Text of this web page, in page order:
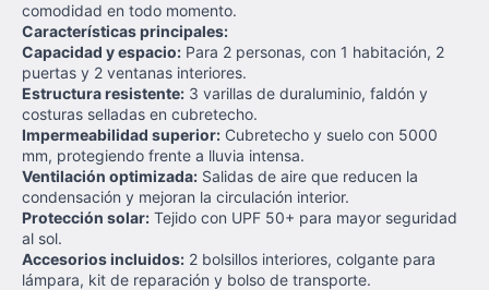
comodidad en todo momento.
Características principales:
Capacidad y espacio: Para 2 personas, con 1 habitación, 2
puertas y 2 ventanas interiores.
Estructura resistente: 3 varillas de duraluminio, faldón y
costuras selladas en cubretecho.
Impermeabilidad superior: Cubretecho y suelo con 5000
mm, protegiendo frente a lluvia intensa.
Ventilación optimizada: Salidas de aire que reducen la
condensación y mejoran la circulación interior.
Protección solar: Tejido con UPF 50+ para mayor seguridad
al sol.
Accesorios incluidos: 2 bolsillos interiores, colgante para
lámpara, kit de reparación y bolso de transporte.